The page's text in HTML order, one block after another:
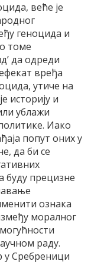
веће је
геноцида и
томе
да одреди
вређа
утиче на
историју и
ублажи
Иако
попут оних у
да би се
буду прецизне
ознака
моралног
раду.
у Сребреници